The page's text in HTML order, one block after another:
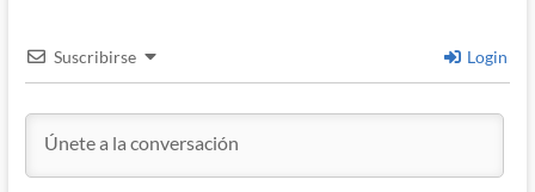
Suscribirse Login